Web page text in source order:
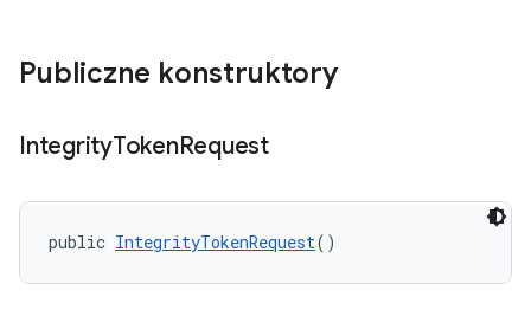
Publiczne konstruktory
IntegrityTokenRequest
public IntegrityTokenRequest()